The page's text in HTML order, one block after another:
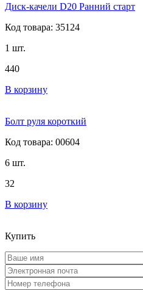
Диск-качели D20 Ранний старт
Код товара: 35124
1 шт.
440
В корзину
Болт руля короткий
Код товара: 00604
6 шт.
32
В корзину
Купить